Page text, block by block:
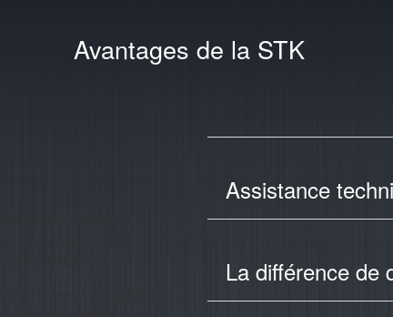
Avantages de la STK
Assistance
La différence de